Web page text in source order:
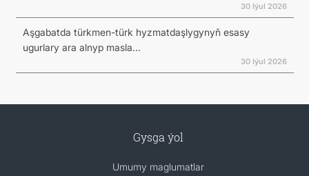
30 Iýul 2026
Aşgabatda türkmen-türk hyzmatdaşlygynyň esasy
ugurlary ara alnyp masla...
30 Iýul 2026
Gysga ýol
Umumy maglumatlar